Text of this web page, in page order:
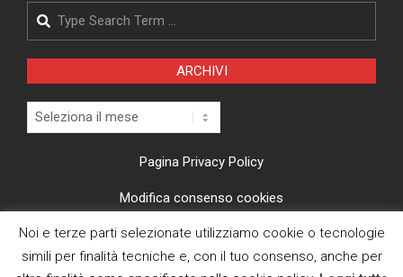
Search
ARCHIVI
Archivi
Pagina Privacy Policy
Modifica consenso cookies
CI TROVI ANCHE SU
Noi e terze parti selezionate utilizziamo cookie o tecnologie
simili per finalità tecniche e, con il tuo consenso, anche per